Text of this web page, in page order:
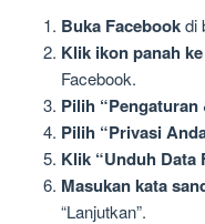
Buka Facebookdi
Klik ikon panah
Facebook.
Pilih “Pengaturan
Pilih “Privasi
Klik “Unduh Data
Masukan kata
“Lanjutkan”.